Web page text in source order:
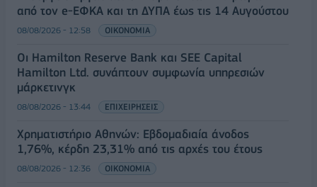
από τον e-ΕΦΚΑ και τη ΔΥΠΑ έως τις 14 Αυγούστου
08/08/2026 - 12:58 ΟΙΚΟΝΟΜΙΑ
Οι Hamilton Reserve Bank και SEE Capital
Hamilton Ltd. συνάπτουν συμφωνία υπηρεσιών
μάρκετινγκ
08/08/2026 - 13:44 ΕΠΙΧΕΙΡΗΣΕΙΣ
Χρηματιστήριο Αθηνών: Εβδομαδιαία άνοδος
1,76%, κέρδη 23,31% από τις αρχές του έτους
08/08/2026 - 12:36 ΟΙΚΟΝΟΜΙΑ